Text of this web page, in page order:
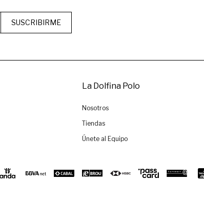
SUSCRIBIRME
La Dolfina Polo
Nosotros
Tiendas
Únete al Equipo